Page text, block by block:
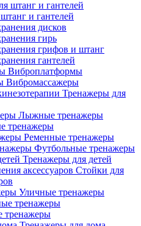
и гантелей
дисков
гирь
грифов и штанг
гантелей
Виброплатформы
Вибромассажеры
Тренажеры для
Лыжные тренажеры
тренажеры
Ременные тренажеры
Футбольные тренажеры
Тренажеры для детей
Стойки для
Уличные тренажеры
тренажеры